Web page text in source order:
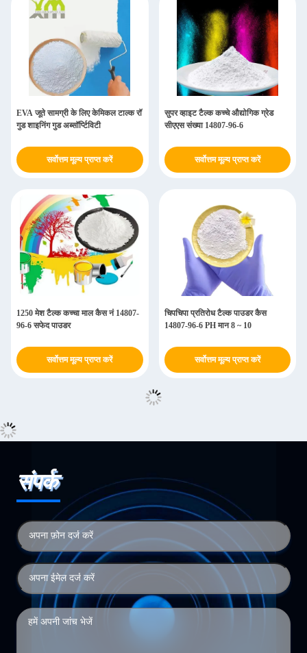
EVA जूते सामग्री के लिए केमिकल टाल्क रॉ
गुड शाइनिंग गुड अब्सॉर्प्टिविटी
सर्वोत्तम मूल्य प्राप्त करें
सुपर व्हाइट टैल्क कच्चे औद्योगिक ग्रेड
सीएएस संख्या 14807-96-6
सर्वोत्तम मूल्य प्राप्त करें
1250 मेश टैल्क कच्चा माल कैस नं 14807-
96-6 सफेद पाउडर
सर्वोत्तम मूल्य प्राप्त करें
चिपचिपा प्रतिरोध टैल्क पाउडर कैस
14807-96-6 PH मान 8 ~ 10
सर्वोत्तम मूल्य प्राप्त करें
संपर्क